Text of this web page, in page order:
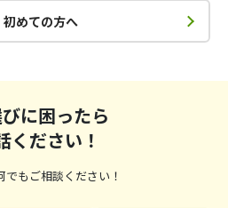
初めての方へ
に困ったら
ください！
でもご相談ください！